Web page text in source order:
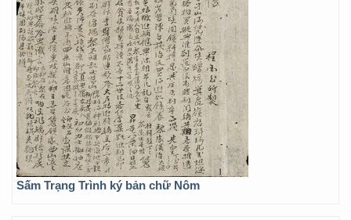
Sấm Trạng Trình ký bản chữ Nôm